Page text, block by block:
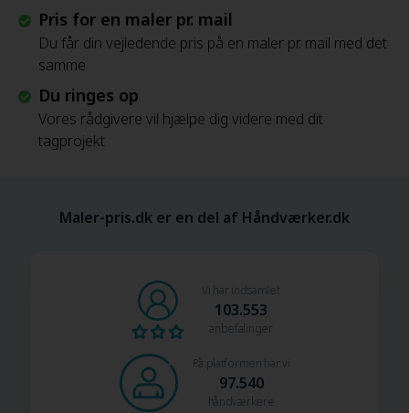
Pris for en maler pr. mail
Du får din vejledende pris på en maler pr. mail med det
samme
Du ringes op
Vores rådgivere vil hjælpe dig videre med dit
tagprojekt
Maler-pris.dk er en del af Håndværker.dk
Vi har indsamlet
103.553
anbefalinger
På platformen har vi
97.540
håndværkere